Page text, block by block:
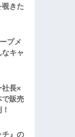
きた
プメ
キャ
社長×
で販売
チ』の